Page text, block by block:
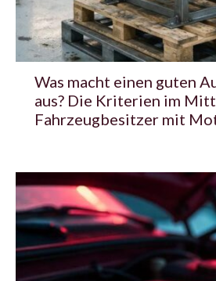
Was macht einen guten
aus? Die Kriterien im
Fahrzeugbesitzer mit